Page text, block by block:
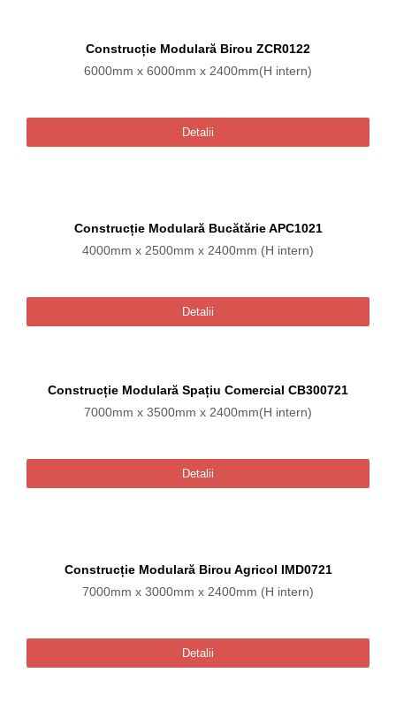
Construcție Modulară Birou ZCR0122
6000mm x 6000mm x 2400mm(H intern)
Detalii
Construcție Modulară Bucătărie APC1021
4000mm x 2500mm x 2400mm (H intern)
Detalii
Construcție Modulară Spațiu Comercial CB300721
7000mm x 3500mm x 2400mm(H intern)
Detalii
Construcție Modulară Birou Agricol IMD0721
7000mm x 3000mm x 2400mm (H intern)
Detalii